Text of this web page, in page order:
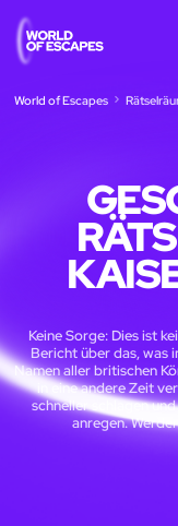
World of Escapes
Keine Sorge: Dies ist
Bericht über das, was
Namen aller britischen
in eine andere Zeit
schneller schlagen
anregen.